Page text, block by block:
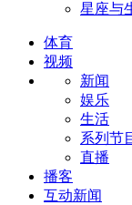
星座与
体育
视频
新闻
娱乐
生活
系列节
直播
播客
互动新闻